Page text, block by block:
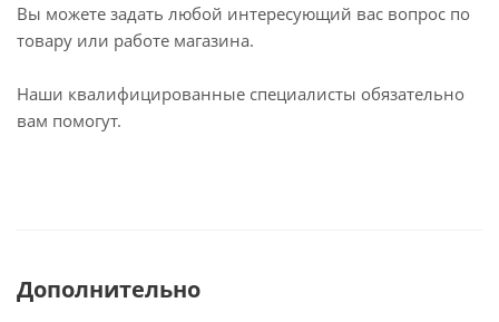
Вы можете задать любой интересующий вас вопрос по
товару или работе магазина.
Наши квалифицированные специалисты обязательно
вам помогут.
Дополнительно